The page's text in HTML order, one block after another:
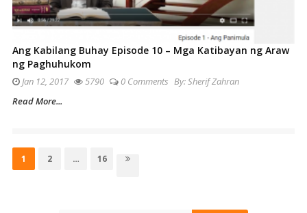
Ang Kabilang Buhay Episode 10 – Mga Katibayan ng Araw
ng Paghuhukom
Jan 12, 2017 5790 0 Comments By:Sherif Zahran
Read More...
pagination
Page
1 Page
2 … Page
16